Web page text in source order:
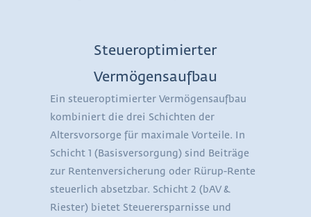
Steueroptimierter
Vermögensaufbau
Ein steueroptimierter Vermögensaufbau
kombiniert die drei Schichten der
Altersvorsorge für maximale Vorteile. In
Schicht 1 (Basisversorgung) sind Beiträge
zur Rentenversicherung oder Rürup-Rente
steuerlich absetzbar. Schicht 2 (bAV &
Riester) bietet Steuerersparnisse und